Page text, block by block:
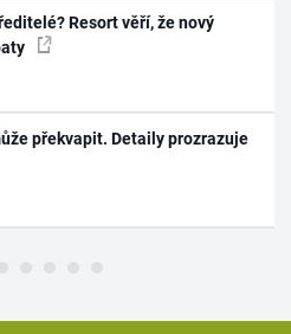
Resort věří, že nový
překvapit. Detaily prozrazuje